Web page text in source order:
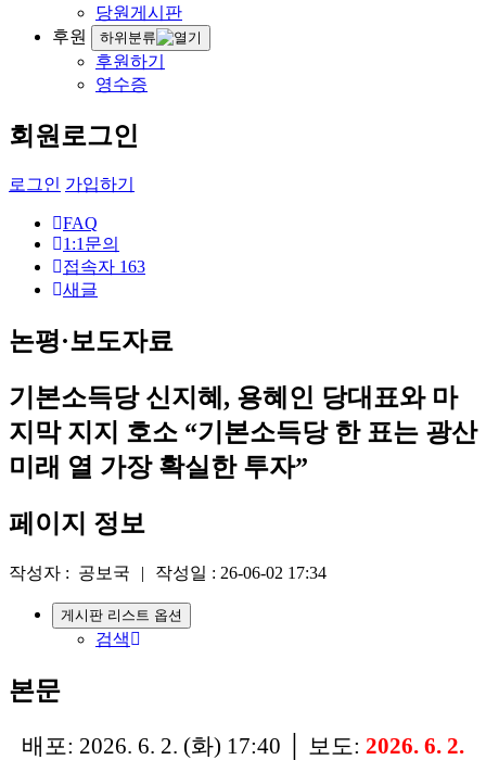
당원게시판
후원
하위분류
후원하기
영수증
회원로그인
로그인 가입하기
FAQ
1:1문의
접속자 163
새글
논평·보도자료
기본소득당 신지혜, 용혜인 당대표와 마
지막 지지 호소 “기본소득당 한 표는 광산
미래 열 가장 확실한 투자”
페이지 정보
작성자 : 공보국 | 작성일 : 26-06-02 17:34
게시판 리스트 옵션
검색
본문
배포: 2026. 6. 2. (화) 17:40 │ 보도: 2026. 6. 2.